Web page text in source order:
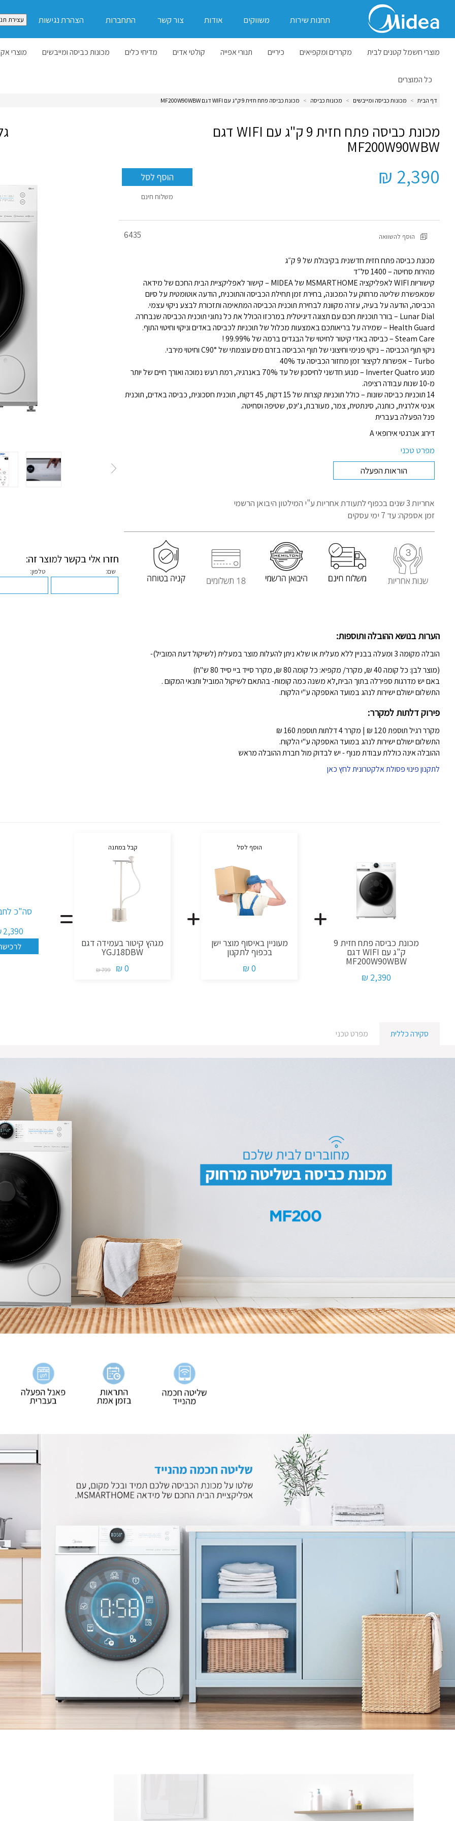
תחנות שירות משווקים אודות צור קשר התחברות הצהרת נגישות עצירת
מוצרי חשמל קטנים לבית מקררים ומקפיאים כיריים תנורי אפייה קולטי אדים מדיחי כלים מכונות כביסה ומייבשים מוצרי
כל המוצרים
דף הבית > מכונות כביסה ומייבשים > מכונות כביסה > מכונת כביסה פתח חזית 9 ק"ג עם WIFI דגם MF200W90WBW
מכונת כביסה פתח חזית 9 ק"ג עם WIFI דגם
MF200W90WBW
2,390 ₪
משלוח חינם
מק"ט
6435 הוסף להשוואה
מכונת כביסה פתח חזית חדשנית בקיבולת של 9 ק״ג
מהירות סחיטה – 1400 סל״ד
קישוריות WIFI לאפליקציה MSMARTHOME של MIDEA – קישור לאפליקציית הבית החכם של מידאה
שמאפשרת שליטה מרחוק על המכונה, בחירת זמן תחילת הכביסה והתוכנית, הודעה אוטומטית על סיום
הכביסה, הודעה על בעיה, עזרה מקוונת לבחירת תוכנית הכביסה המתאימה ותזכורת לבצע ניקוי עצמי.
Lunar Dial – בורר תוכניות חכם עם תצוגה דיגיטלית במרכזו הכולל את כל נתוני תוכנית הכביסה שנבחרה.
Health Guard – שמירה על בריאותכם באמצעות מכלול של תוכניות לכביסה באדים וניקוי וחיטוי התוף.
Steam Care – כביסה באדי קיטור לחיטוי של הבגדים ברמה של 99.99% !
ניקוי תוף הכביסה – ניקוי פנימי וחיצוני של תוף הכביסה בזרם מים עוצמתי של C90° וחיטוי מירבי.
Turbo – אפשרות לקיצור זמן מחזור הכביסה עד 40%
מנוע Inverter Quatro – מנוע חדשני לחיסכון של עד 70% באנרגיה, רמת רעש נמוכה ואורך חיים של יותר
מ-10 שנות עבודה רציפה.
14 תוכניות כביסה שונות – כולל תוכניות קצרות של 15 דקות, 45 דקות, תוכנית חסכונית, כביסה באדים, תוכנית
אנטי אלרגית, כותנה, סינתטית, צמר, מעורבת, ג'ינס, שטיפה וסחיטה.
פנל הפעלה בעברית
דירוג אנרגטי אירופאי A
מפרט טכני
הוראות הפעלה
אחריות 3 שנים בכפוף לתעודת אחריות
ע"י המילטון היבואן הרשמי
זמן אספקה: עד 7 ימי עסקים
הערות בנושא ההובלה ותוספות:
הובלה מקומה 3 ומעלה בבניין ללא מעלית או שלא ניתן להעלות מוצר במעלית (לשיקול דעת המוביל)-
(מוצר לבן: כל קומה 40 ₪, מקרר/ מקפיא: כל קומה 80 ₪, מקרר סייד ביי סייד 80 ש"ח)
באם יש מדרגות ספירלה בתוך הבית,לא משנה כמה קומות- בהתאם לשיקול המוביל ותנאי המקום .
התשלום ישולם ישירות לנהג במועד האספקה ע"י הלקוח.
פירוק דלתות למקרר:
מקרר רגיל תוספת 120 ₪ | מקרר 4 דלתות תוספת 160 ₪
התשלום ישולם ישירות לנהג במועד האספקה ע"י הלקוח.
ההובלה אינה כוללת עבודת מנוף - יש לבדוק מול חברת ההובלה מראש
לתקנון פינוי פסולת אלקטרונית לחץ כאן
חזרו אלי בקשר למוצר זה:
שם: טלפון:
מכונת כביסה פתח חזית 9
ק"ג עם WIFI דגם
MF200W90WBW
2,390 ₪
הוסף לסל
מעוניין באיסוף מוצר ישן
בכפוף לתקנון
0 ₪
קבל במתנה
מגהץ קיטור בעמידה דגם
YGJ18DBW
0 ₪
799 ₪
סה"כ
2,390 ₪
סקירה כללית מפרט טכני